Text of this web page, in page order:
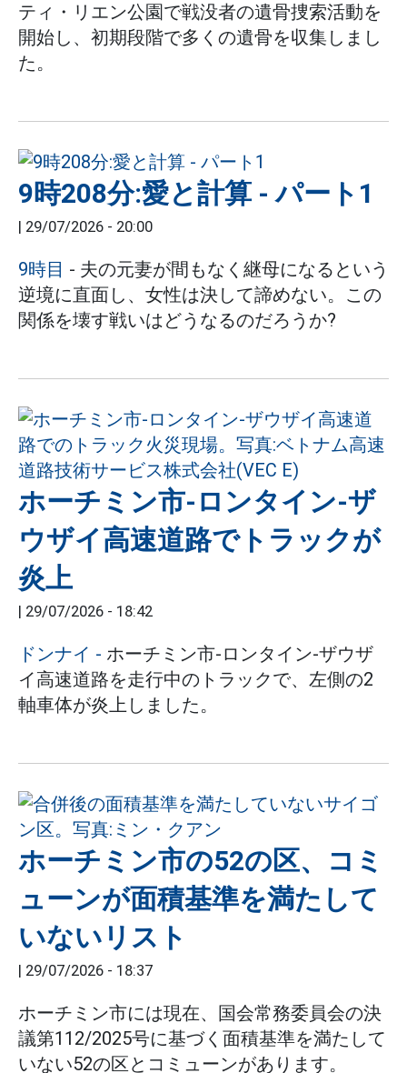
ティ・リエン公園で戦没者の遺骨捜索活動を
開始し、初期段階で多くの遺骨を収集しまし
た。
9時208分:愛と計算 - パート1
| 29/07/2026 - 20:00
9時目 - 夫の元妻が間もなく継母になるという
逆境に直面し、女性は決して諦めない。この
関係を壊す戦いはどうなるのだろうか?
ホーチミン市-ロンタイン-ザ
ウザイ高速道路でトラックが
炎上
| 29/07/2026 - 18:42
ドンナイ - ホーチミン市-ロンタイン-ザウザ
イ高速道路を走行中のトラックで、左側の2
軸車体が炎上しました。
ホーチミン市の52の区、コミ
ューンが面積基準を満たして
いないリスト
| 29/07/2026 - 18:37
ホーチミン市には現在、国会常務委員会の決
議第112/2025号に基づく面積基準を満たして
いない52の区とコミューンがあります。